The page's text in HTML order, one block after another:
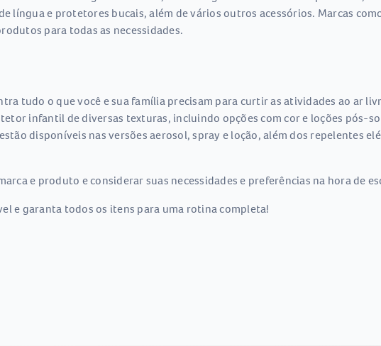
língua e protetores bucais, além de vários outros acessórios. Marcas
para todas as necessidades.
tudo o que você e sua família precisam para curtir as atividades ao ar
infantil de diversas texturas, incluindo opções com cor e loções pós-
disponíveis nas versões aerosol, spray e loção, além dos repelentes
e produto e considerar suas necessidades e preferências na hora de
e garanta todos os itens para uma rotina completa!